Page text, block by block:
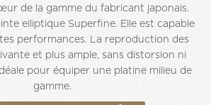
de la gamme du fabricant japonais.
elliptique Superfine. Elle est capable
performances. La reproduction des
et plus ample, sans distorsion ni
pour équiper une platine milieu de
gamme.